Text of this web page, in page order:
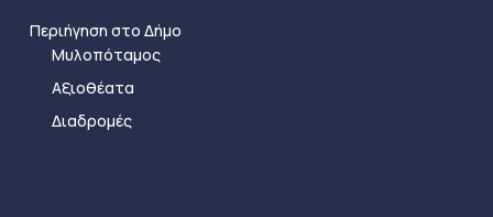
Περιήγηση στο Δήμο
Μυλοπόταμος
Αξιοθέατα
Διαδρομές